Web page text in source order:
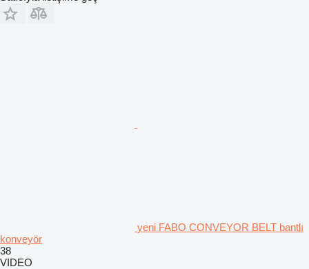
yeni FABO CONVEYOR BELT bantlı
konveyör
38
VIDEO